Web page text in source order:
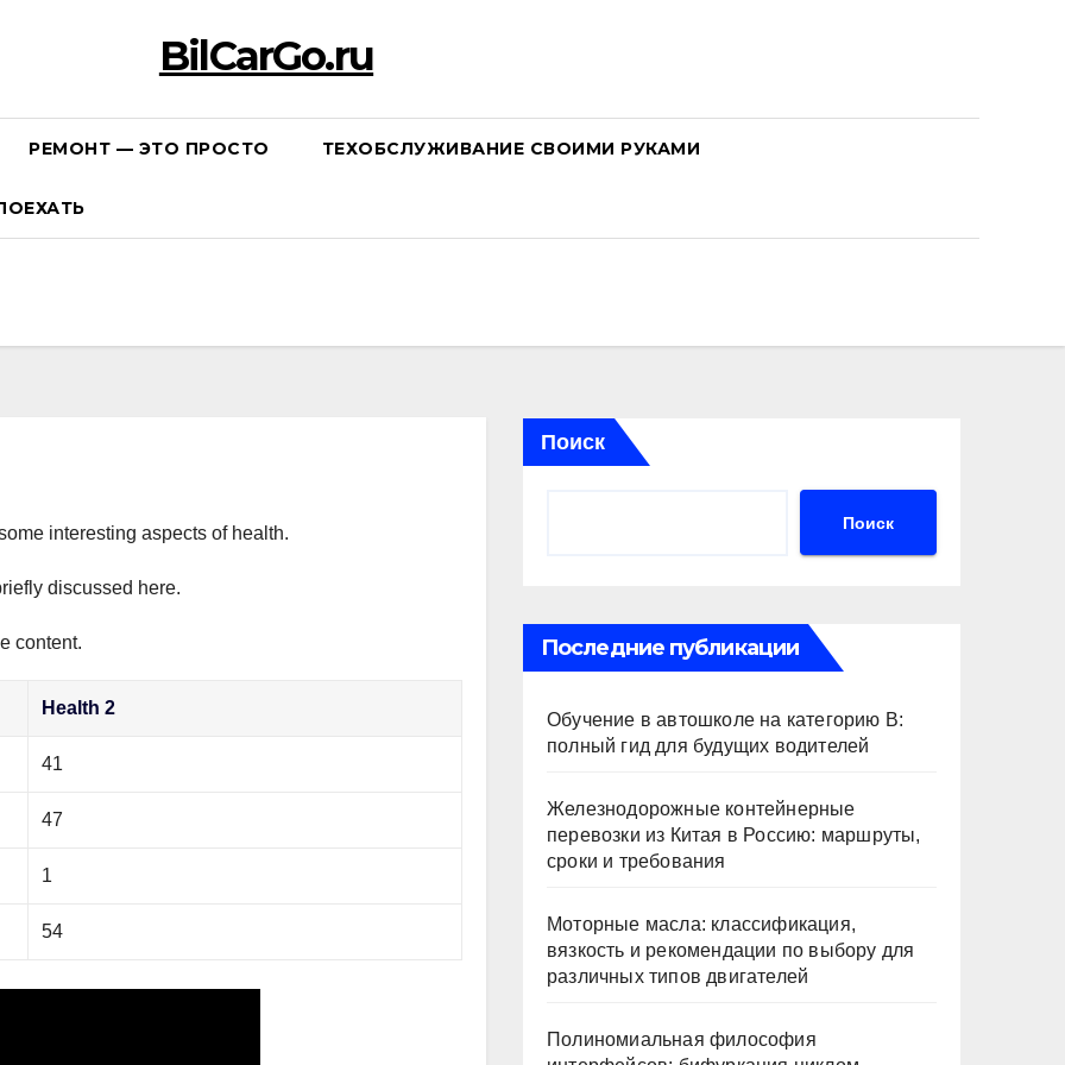
BilCarGo.ru
РЕМОНТ — ЭТО ПРОСТО ТЕХОБСЛУЖИВАНИЕ СВОИМИ РУКАМИ
interesting aspects of health.
discussed here.
content.
Health 2
41
47
1
54
Поиск
Поиск
Последние публикации
Обучение в автошколе на категорию В:
полный гид для будущих водителей
Железнодорожные контейнерные
перевозки из Китая в Россию: маршруты,
сроки и требования
Моторные масла: классификация,
вязкость и рекомендации по выбору для
различных типов двигателей
Полиномиальная философия